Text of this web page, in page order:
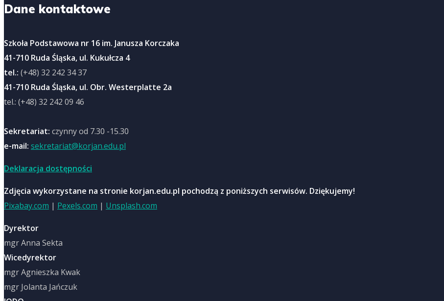
Dane kontaktowe
Szkoła Podstawowa nr 16 im. Janusza Korczaka
41-710 Ruda Śląska, ul. Kukułcza 4
tel.: (+48) 32 242 34 37
41-710 Ruda Śląska, ul. Obr. Westerplatte 2a
tel.: (+48) 32 242 09 46
Sekretariat: czynny od 7.30 -15.30
e-mail: sekretariat@korjan.edu.pl
Deklaracja dostępności
Zdjęcia wykorzystane na stronie korjan.edu.pl pochodzą z poniższych serwisów. Dziękujemy!
Pixabay.com | Pexels.com | Unsplash.com
Dyrektor
mgr Anna Sekta
Wicedyrektor
mgr Agnieszka Kwak
mgr Jolanta Jańczuk